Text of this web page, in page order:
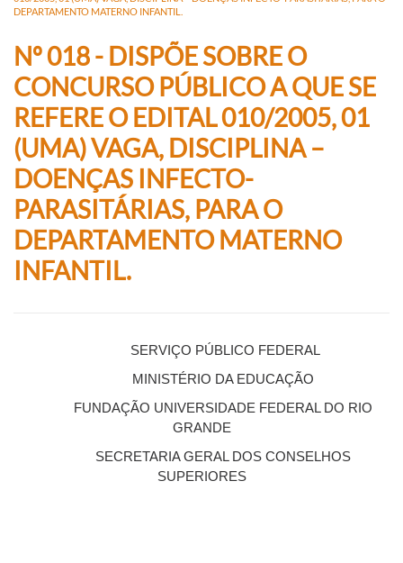
DEPARTAMENTO MATERNO INFANTIL.
Nº 018 - DISPÕE SOBRE O
CONCURSO PÚBLICO A QUE SE
REFERE O EDITAL 010/2005, 01
(UMA) VAGA, DISCIPLINA –
DOENÇAS INFECTO-
PARASITÁRIAS, PARA O
DEPARTAMENTO MATERNO
INFANTIL.
SERVIÇO PÚBLICO FEDERAL
MINISTÉRIO DA EDUCAÇÃO
FUNDAÇÃO UNIVERSIDADE FEDERAL DO RIO
GRANDE
SECRETARIA GERAL DOS CONSELHOS
SUPERIORES